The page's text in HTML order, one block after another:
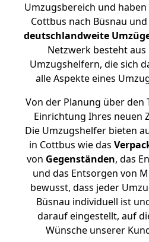
Umzugsbereich und
Cottbus nach Büsnau
deutschlandweite
Netzwerk besteht
Umzugshelfern, die sich
alle Aspekte eines
Von der Planung über
Einrichtung Ihres neuen
Die Umzugshelfer bieten
in Cottbus wie das
von Gegenständen, das
und das Entsorgen von
bewusst, dass jeder
Büsnau individuell ist
darauf eingestellt, auf
Wünsche unserer